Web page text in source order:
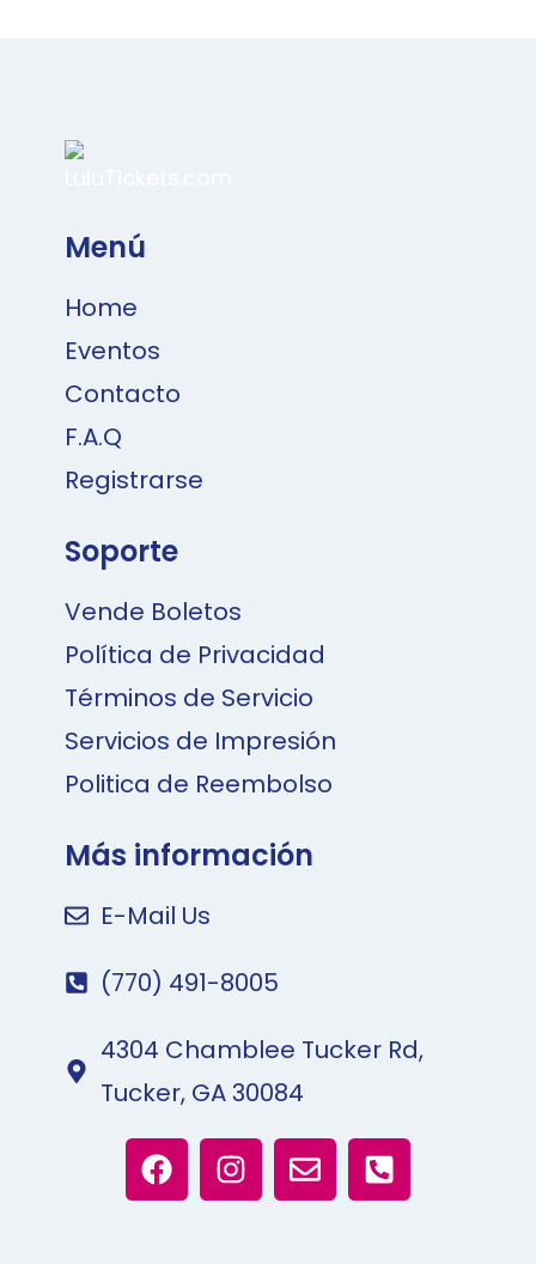
Menú
Home
Eventos
Contacto
F.A.Q
Registrarse
Soporte
Vende Boletos
Política de Privacidad
Términos de Servicio
Servicios de Impresión
Politica de Reembolso
Más información
E-Mail Us
(770) 491-8005
4304 Chamblee Tucker Rd,
Tucker, GA 30084